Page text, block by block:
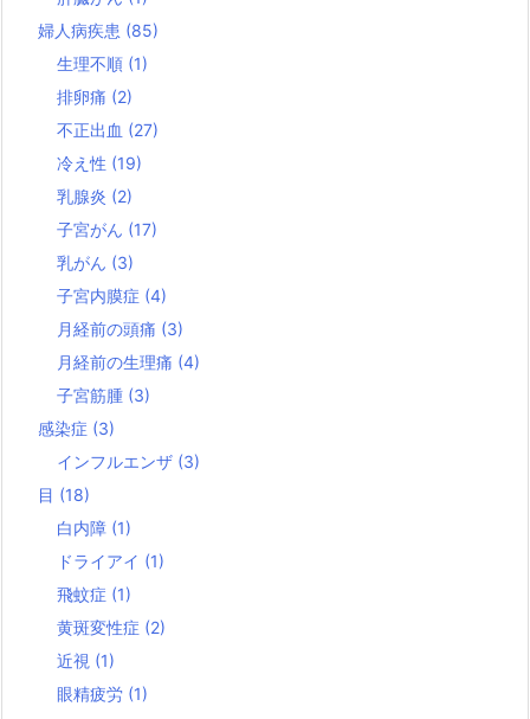
婦人病疾患 (85)
生理不順 (1)
排卵痛 (2)
不正出血 (27)
冷え性 (19)
乳腺炎 (2)
子宮がん (17)
乳がん (3)
子宮内膜症 (4)
月経前の頭痛 (3)
月経前の生理痛 (4)
子宮筋腫 (3)
感染症 (3)
インフルエンザ (3)
目 (18)
白内障 (1)
ドライアイ (1)
飛蚊症 (1)
黄斑変性症 (2)
近視 (1)
眼精疲労 (1)